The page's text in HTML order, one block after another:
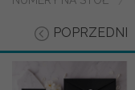
POPRZEDNI